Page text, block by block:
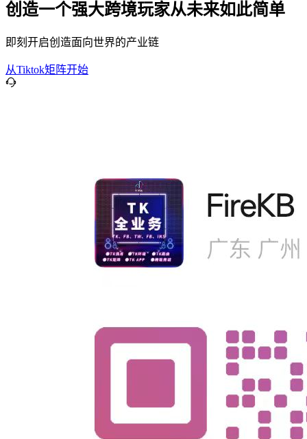
创造一个强大跨境玩家从未来如此简单
即刻开启创造面向世界的产业链
从Tiktok矩阵开始